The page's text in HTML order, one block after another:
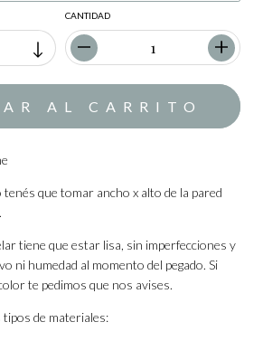
CANTIDAD
tenés que tomar ancho x alto de la pared
tiene que estar lisa, sin imperfecciones y
ni humedad al momento del pegado. Si
te pedimos que nos avises.
tipos de materiales: